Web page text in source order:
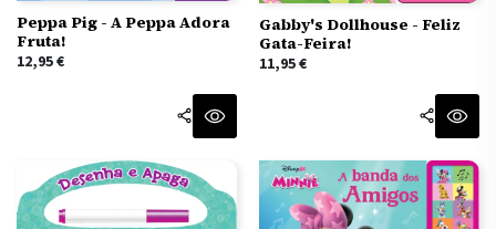
Peppa Pig - A Peppa Adora
Fruta!
12,95€
Gabby's Dollhouse - Feliz
Gata-Feira!
11,95€